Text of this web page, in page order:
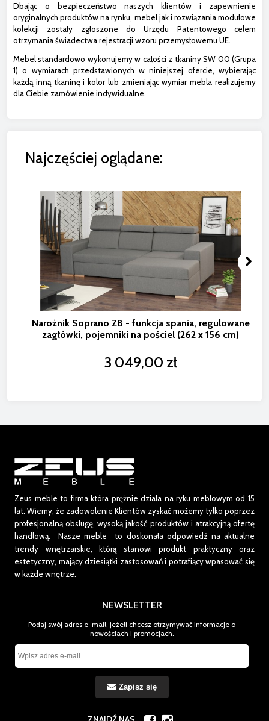
Dbając o bezpieczeństwo naszych klientów i zapewnienie
oryginalnych produktów na rynku, mebel jak i rozwiązania modułowe
kolekcji zostały zgłoszone do Urzędu Patentowego celem
otrzymania świadectwa rejestracji wzoru przemysłowemu UE.
Mebel standardowo wykonujemy w całości z tkaniny SW 00 (Grupa
1) o wymiarach przedstawionych w niniejszej ofercie, wybierając
każdą inną tkaninę i kolor lub zmieniając wymiar mebla realizujemy
dla Ciebie zamówienie indywidualne.
Najczęściej oglądane:
Narożnik Soprano Z8 - funkcja spania, regulowane
zagłówki, pojemniki na pościel (262 x 156 cm)
3 049,00 zł
Zeus meble to firma która prężnie działa na ryku meblowym od 15
lat. Wiemy, że zadowolenie Klientów zyskać możemy tylko poprzez
profesjonalną obsługę, wysoką jakość produktów i atrakcyjną ofertę
handlową. Nasze meble to doskonała odpowiedź na aktualne
trendy wnętrzarskie, którą stanowi produkt praktyczny oraz
estetyczny, mający dziesiątki zastosowań i potrafiący wpasować się
w każde wnętrze.
NEWSLETTER
Podaj swój adres e-mail, jeżeli chcesz otrzymywać informacje o
nowościach i promocjach.
Zapisz się